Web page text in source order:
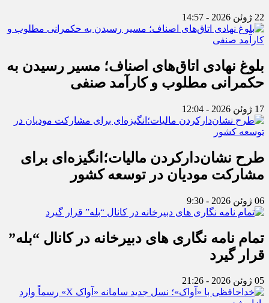
22 ژوئن 2026 - 14:57
بلوغ نهادی اتاق‌های اصناف؛ مسیر رسیدن به
حکمرانی مطلوب و کارآمد صنفی
17 ژوئن 2026 - 12:04
طرح نشان‌دارکردن مالیات؛انگیزه‌ای برای
مشارکت مودیان در توسعه کشور
06 ژوئن 2026 - 9:30
تمام نامه نگاری های دبیرخانه در کانال “بله”
قرار گیرد
05 ژوئن 2026 - 21:26